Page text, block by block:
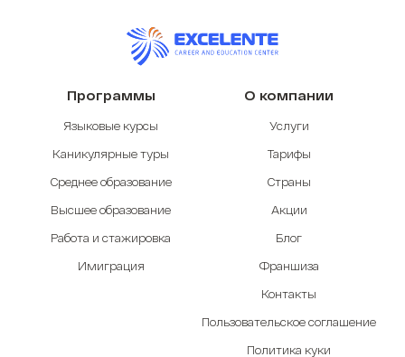
Программы
Языковые курсы
Каникулярные туры
Среднее образование
Высшее образование
Работа и стажировка
Имиграция
О компании
Услуги
Тарифы
Страны
Акции
Блог
Франшиза
Контакты
Пользовательское соглашение
Политика куки